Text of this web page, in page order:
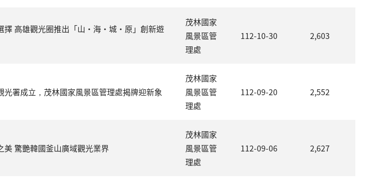
擇 高雄觀光圈推出「山·海·城·原」創新遊
茂林國家
風景區管
理處
112-10-30 2,603
光署成立，茂林國家風景區管理處揭牌迎新象
茂林國家
風景區管
理處
112-09-20 2,552
美 驚艷韓國釜山廣域觀光業界
茂林國家
風景區管
理處
112-09-06 2,627